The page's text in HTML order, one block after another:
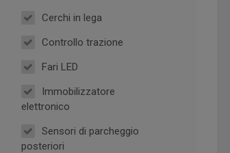
Cerchi in lega
Controllo trazione
Fari LED
Immobilizzatore
elettronico
Sensori di parcheggio
posteriori